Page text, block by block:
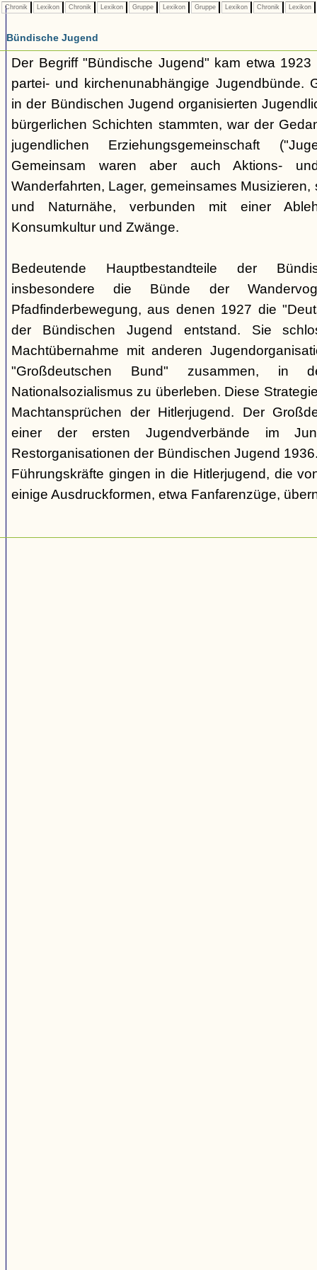
Chronik Lexikon Chronik Lexikon Gruppe Lexikon Gruppe Lexikon Chronik Lexikon
Bündische Jugend
Der Begriff "Bündische Jugend" kam etwa
partei- und kirchenunabhängige Jugendbünde.
in der Bündischen Jugend organisierten
bürgerlichen Schichten stammten, war der
jugendlichen Erziehungsgemeinschaft
Gemeinsam waren aber auch Aktions-
Wanderfahrten, Lager, gemeinsames
und Naturnähe, verbunden mit einer
Konsumkultur und Zwänge.
Bedeutende Hauptbestandteile der
insbesondere die Bünde der
Pfadfinderbewegung, aus denen 1927 die
der Bündischen Jugend entstand. Sie
Machtübernahme mit anderen
"Großdeutschen Bund" zusammen,
Nationalsozialismus zu überleben. Diese
Machtansprüchen der Hitlerjugend. Der
einer der ersten Jugendverbände im
Restorganisationen der Bündischen Jugend
Führungskräfte gingen in die Hitlerjugend, die
einige Ausdruckformen, etwa Fanfarenzüge,